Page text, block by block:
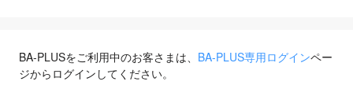
BA-PLUSをご利用中のお客さまは、 BA-PLUS専用ログインペー
ジからログインしてください。